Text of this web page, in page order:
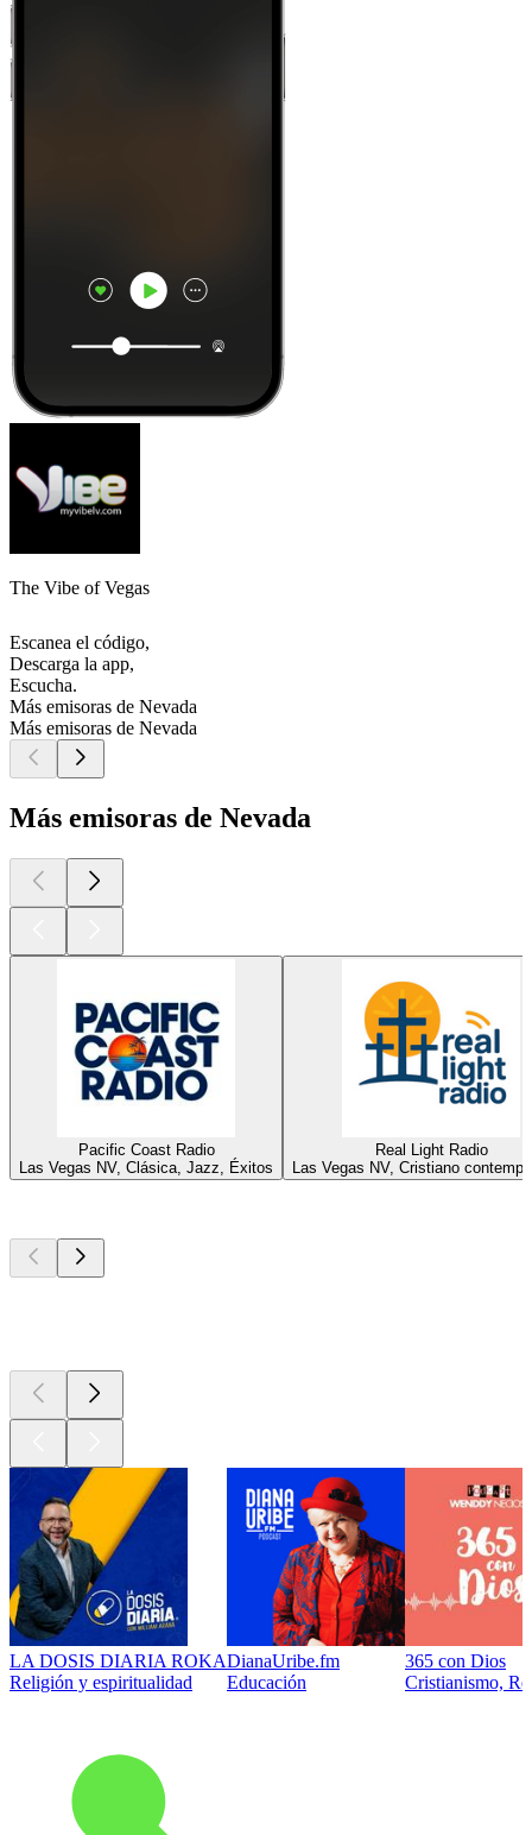
The Vibe of Vegas
Escanea el código,
Descarga la app,
Escucha.
Más emisoras de Nevada
Más emisoras de Nevada
Más emisoras de Nevada
Pacific Coast Radio
Las Vegas NV, Clásica, Jazz, Éxitos
Real Light Radio
Las Vegas NV, Cristiano
LA DOSIS DIARIA ROKA
Religión y espiritualidad
DianaUribe.fm
Educación
365 con Dios
Cristianismo,